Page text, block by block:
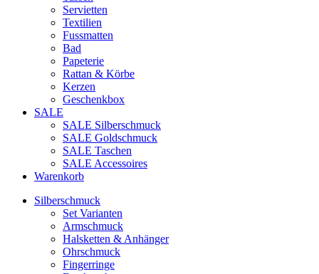
Servietten
Textilien
Fussmatten
Bad
Papeterie
Rattan & Körbe
Kerzen
Geschenkbox
SALE
SALE Silberschmuck
SALE Goldschmuck
SALE Taschen
SALE Accessoires
Warenkorb
Silberschmuck
Set Varianten
Armschmuck
Halsketten & Anhänger
Ohrschmuck
Fingerringe